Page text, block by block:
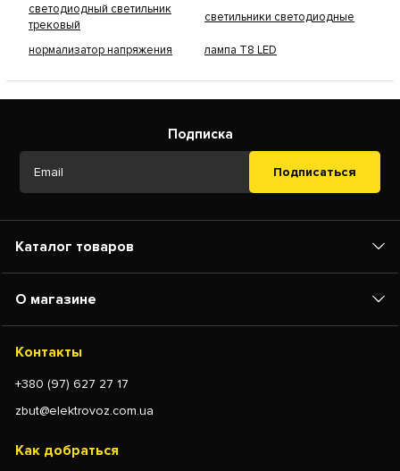
светодиодный светильник
трековый
светильники светодиодные
нормализатор напряжения лампа Т8 LED
Подписка
Подписаться
Каталог товаров
О магазине
Контакты
+380 (97) 627 27 17
zbut@elektrovoz.com.ua
Как добраться